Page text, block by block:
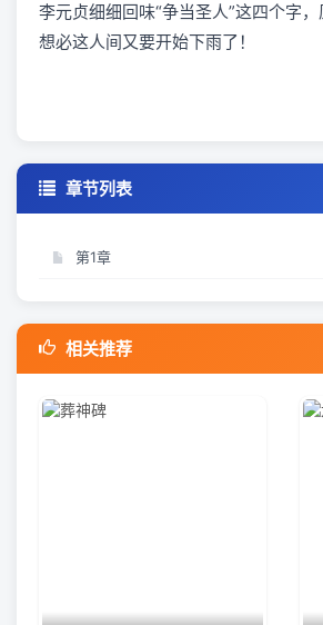
李元贞细细回味“争当圣人”这四个字
想必这人间又要开始下雨了！
章节列表
第1章
相关推荐